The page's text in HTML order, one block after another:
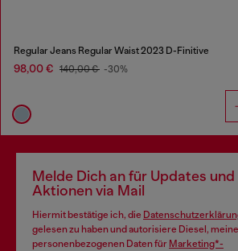
Regular Jeans Regular Waist 2023 D-Finitive
98,00 € 140,00 € -30%
Melde Dich an für Updates und
Aktionen via Mail
Hiermit bestätige ich, die
gelesen zu haben und autorisiere Diesel, meine
personenbezogenen Daten für Marketing*-